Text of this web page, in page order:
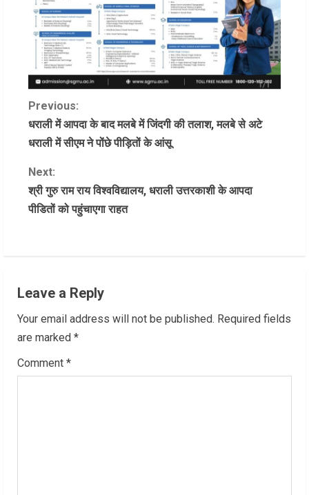
C
o
n
t
e
R
e
Previous:
धराली में आपदा के बाद मलबे में जिंदगी की तलाश, मलबे से अटे
धराली में सीएम ने पोंछे पीड़ितों के आंसू
Next:
श्री गुरु राम राय विश्वविद्यालय, धराली उत्तरकाशी के आपदा
पीडितों को पहुंचाएगा राहत
Leave a Reply
Your email address will not be published. Required fields
are marked *
Comment *